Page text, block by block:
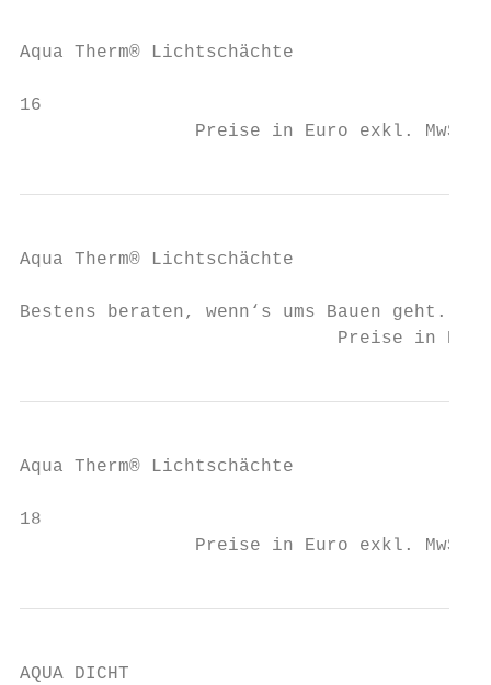
Aqua Therm® Lichtschächte
16
Preise in Euro exkl.
Aqua Therm® Lichtschächte
Bestens beraten, wenn‘s ums
Preise in
Aqua Therm® Lichtschächte
18
Preise in Euro exkl.
AQUA DICHT